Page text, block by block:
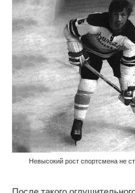
Невысокий рост спортсмена не